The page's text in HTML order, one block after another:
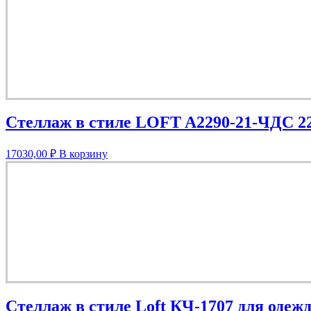
Стеллаж в стиле LOFT A2290-21-ЧДС
17030,00 ₽ В корзину
Стеллаж в стиле Loft КЧ-1707 для